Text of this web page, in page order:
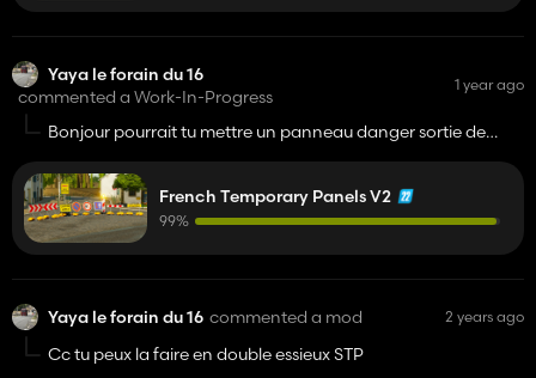
Yaya le forain du 16
commented a Work-In-Progress
1 year ago
Bonjour pourrait tu mettre un panneau danger sortie de
French Temporary Panels V2
99%
Yaya le forain du 16 commented a mod 2 years ago
Cc tu peux la faire en double essieux STP